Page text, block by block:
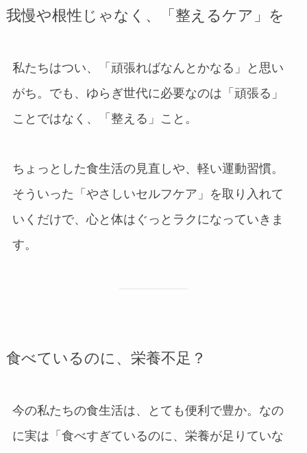
我慢や根性じゃなく、「整えるケア」を
私たちはつい、「頑張ればなんとかなる」と思い
がち。でも、ゆらぎ世代に必要なのは「頑張る」
ことではなく、「整える」こと。
ちょっとした食生活の見直しや、軽い運動習慣。
そういった「やさしいセルフケア」を取り入れて
いくだけで、心と体はぐっとラクになっていきま
す。
食べているのに、栄養不足？
今の私たちの食生活は、とても便利で豊か。なの
に実は「食べすぎているのに、栄養が足りていな